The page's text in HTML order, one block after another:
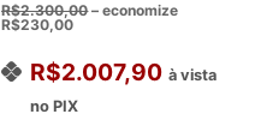
R$2.300,00– economize
R$230,00
R$2.007,90 à vista
no PIX